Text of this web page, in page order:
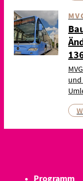
und
Programm